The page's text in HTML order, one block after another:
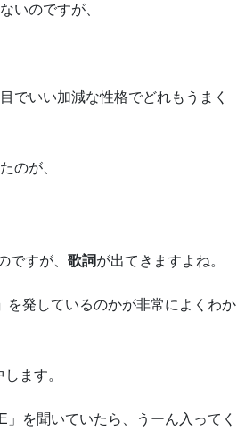
いのですが、
でいい加減な性格でどれもうまく
のが、
ですが、 歌詞が出てきますよね。
を発しているのかが非常によくわか
ます。
を聞いていたら、うーん入ってく